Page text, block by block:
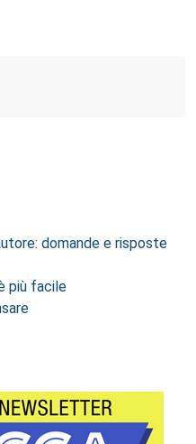
domande e risposte
più facile